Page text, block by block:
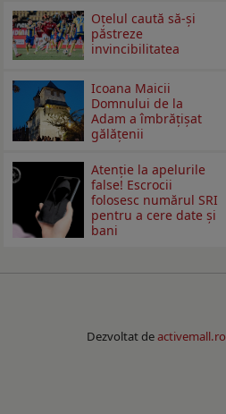
Oțelul caută să-și
păstreze
invincibilitatea
Icoana Maicii
Domnului de la
Adam a îmbrățișat
gălățenii
Atenție la apelurile
false! Escrocii
folosesc numărul SRI
pentru a cere date și
bani
Dezvoltat deactivemall.ro